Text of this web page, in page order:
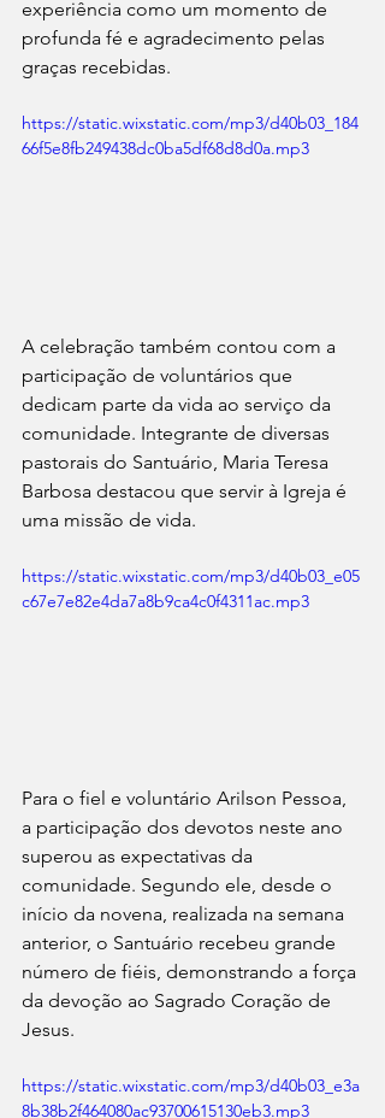
experiência como um momento de
profunda fé e agradecimento pelas
graças recebidas.
https://static.wixstatic.com/mp3/d40b03_184
66f5e8fb249438dc0ba5df68d8d0a.mp3
A celebração também contou com a
participação de voluntários que
dedicam parte da vida ao serviço da
comunidade. Integrante de diversas
pastorais do Santuário, Maria Teresa
Barbosa destacou que servir à Igreja é
uma missão de vida.
https://static.wixstatic.com/mp3/d40b03_e05
c67e7e82e4da7a8b9ca4c0f4311ac.mp3
Para o fiel e voluntário Arilson Pessoa,
a participação dos devotos neste ano
superou as expectativas da
comunidade. Segundo ele, desde o
início da novena, realizada na semana
anterior, o Santuário recebeu grande
número de fiéis, demonstrando a força
da devoção ao Sagrado Coração de
Jesus.
https://static.wixstatic.com/mp3/d40b03_e3a
8b38b2f464080ac93700615130eb3.mp3